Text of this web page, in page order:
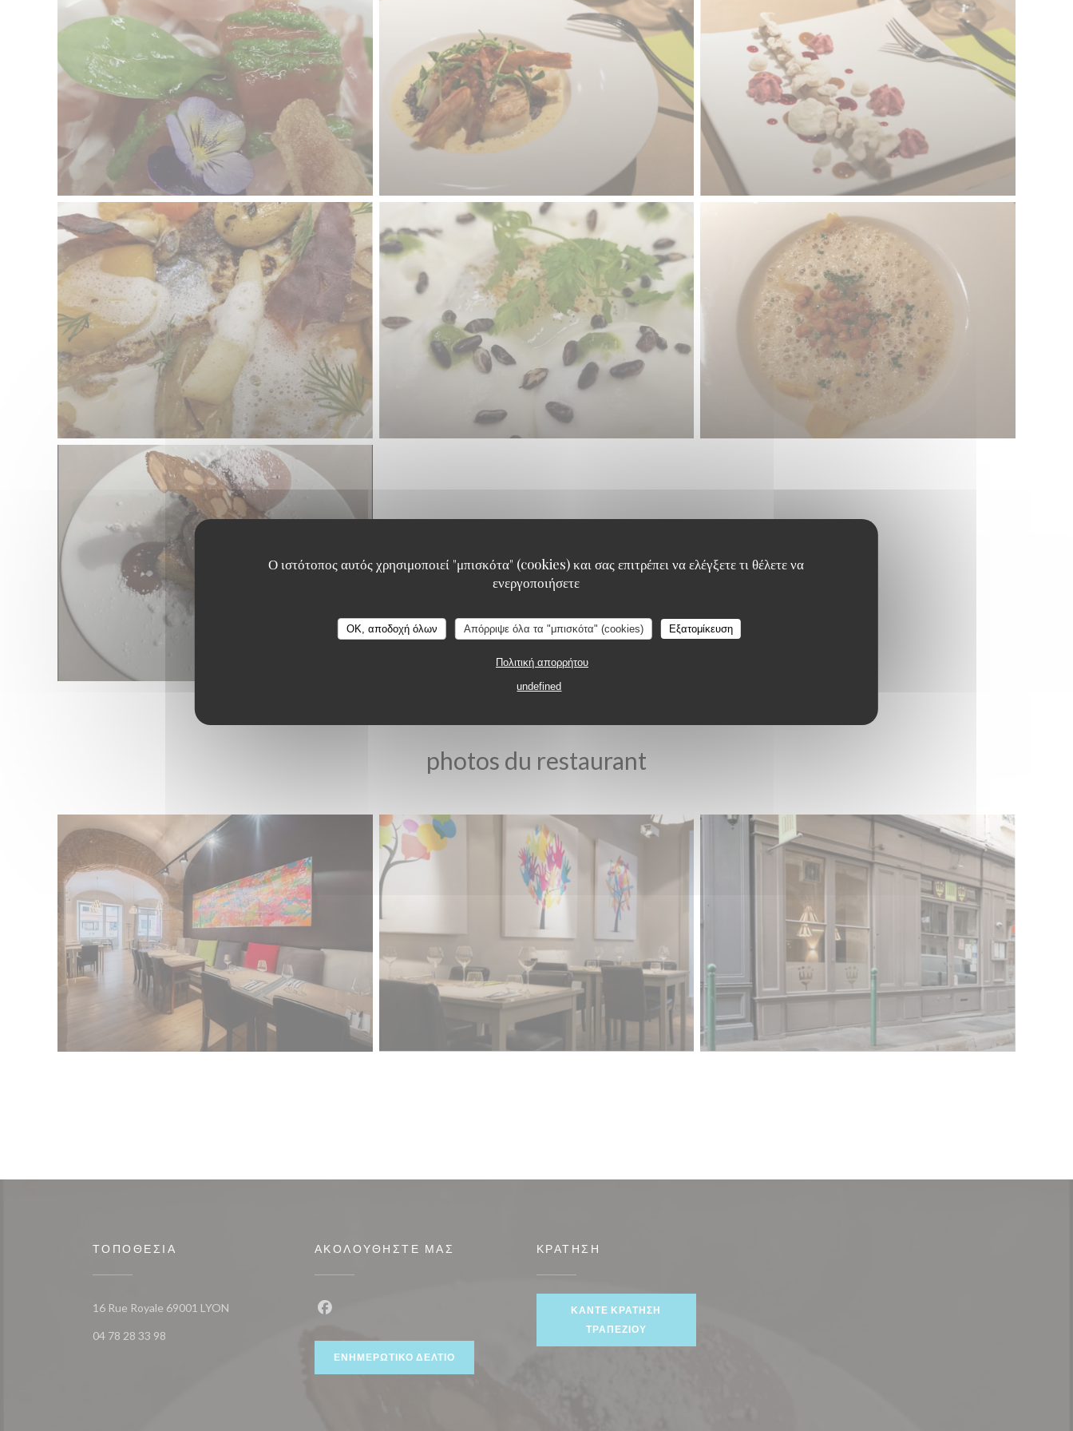
Ο ιστότοπος αυτός χρησιμοποιεί "μπισκότα" (cookies) και σας επιτρέπει να ελέγξετε τι θέλετε να
ενεργοποιήσετε
OK, αποδοχή όλων Απόρριψε όλα τα "μπισκότα" (cookies) Εξατομίκευση
Πολιτική απορρήτου
undefined
photos du restaurant
ΤΟΠΟΘΕΣΊΑ
16 Rue Royale 69001 LYON((ανοίγει σε νέο παράθυρο))
04 78 28 33 98
ΑΚΟΛΟΥΘΉΣΤΕ ΜΑΣ
ΕΝΗΜΕΡΩΤΙΚΌ ΔΕΛΤΊΟ
ΚΡΆΤΗΣΗ
ΚΆΝΤΕ ΚΡΆΤΗΣΗ
ΤΡΑΠΕΖΙΟΎ
Carré Royal